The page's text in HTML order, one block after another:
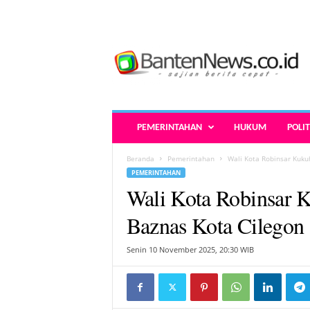
n
-
PEMERINTAHAN HUKUM
Beranda Pemerintahan Wali Kota Robinsar
PEMERINTAHAN
Wali Kota Robinsar
Baznas Kota Cilegon
Senin 10 November 2025, 20:30 WIB